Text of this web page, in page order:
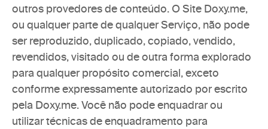
outros provedores de conteúdo. O Site Doxy.me,
ou qualquer parte de qualquer Serviço, não pode
ser reproduzido, duplicado, copiado, vendido,
revendidos, visitado ou de outra forma explorado
para qualquer propósito comercial, exceto
conforme expressamente autorizado por escrito
pela Doxy.me. Você não pode enquadrar ou
utilizar técnicas de enquadramento para